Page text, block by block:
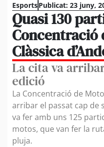
EsportsPublicat: 23 juny,
Quasi 130
Concentració
Clàssica
La cita va
edició
La Concentració de
arribar el passat cap de
va fer amb uns 125
motos, que van fer la
pluja.